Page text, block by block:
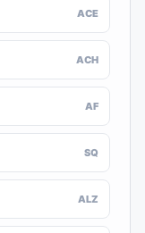
ACE
ACH
AF
SQ
ALZ